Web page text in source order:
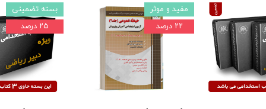
بسته تضمینی
۲۵ درصد
مفید و موثر
۲۲ درصد